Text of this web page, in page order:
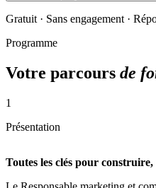
Gratuit · Sans engagement ·
Programme
Votre parcours de
1
Présentation
Toutes les clés pour